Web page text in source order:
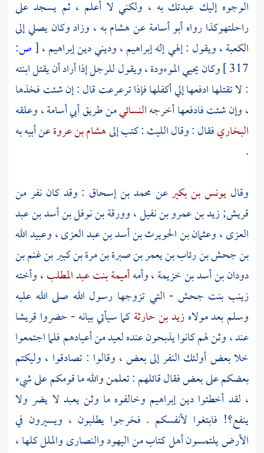
الوجوه إليك عبدتك به ، ولكني لا أعلم ، ثم يسجد على
راحلتهوكذا رواهأبو أسامةعنهشامبه ، وزاد وكان يصلي إلى
الكعبة ،ويقول : إلهي إلهإبراهيم ،وديني دينإبراهيم ،[ص:
317 ] وكان يحيي الموءودة ، ويقول للرجل إذا أراد أن يقتل ابنته
: لا تقتلها ادفعها إلي أكفلها فإذا ترعرعت قال : إن شئت فخذها
، وإن شئت فادفعها أخرجهالنسائيمن طريقأبي أسامة ،وعلقه
البخاريفقال : وقالالليث: كتب إلىهشام بن عروةعن أبيه به
.
وقاليونس بن بكيرعن محمد بن إسحاق : وقد كان نفر من
قريش;زيد بن عمرو بن نفيل ،وورقة بن نوفل بن أسد بن عبد
العزى ،وعثمان بن الحويرث بن أسد بن عبد العزى ،وعبيد الله
بن جحش بن رئاب بن يعمر بن صبرة بن مرة بن كبير بن غنم بن
دودان بن أسد بن خزيمة ،وأمهأميمة بنت عبد المطلب ،وأخته
زينب بنت جحش - التي تزوجها رسول الله صلى الله عليه
وسلم بعد مولاهزيد بن حارثةكما سيأتي بيانه - حضروا قريشا
عند ، وثن لهم كانوا يذبحون عنده لعيد من أعيادهم فلما اجتمعوا
خلا بعض أولئك النفر إلى بعض ، وقالوا : تصادقوا ، وليكتم
بعضكم على بعض فقال قائلهم : تعلمن والله ما قومكم على شيء
، لقد أخطئوا دينإبراهيم وخالفوه ما وثن يعبد لا يضر ولا
ينفع؟! فابتغوا لأنفسكم . فخرجوا يطلبون ، ويسيرون في
الأرض يلتمسون أهل كتاب مناليهودوالنصارىوالملل كلها ،